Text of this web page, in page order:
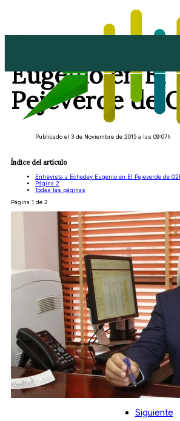
Eugenio en El
Pejeverde de
Publicado el 3 de Noviembre de 2015 a las 09:07h
Índice del artículo
Entrevista a Echedey Eugenio en El Pejeverde de
Página 2
Todas las páginas
Página 1 de 2
Siguiente